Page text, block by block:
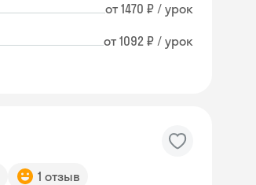
от 1470 ₽ / урок
от 1092 ₽ / урок
1 отзыв